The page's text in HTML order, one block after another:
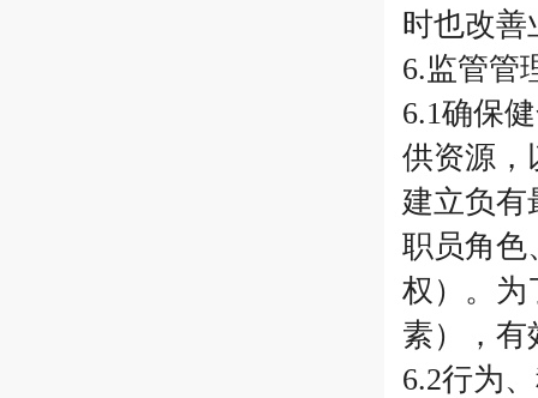
时也改善
6.监管管
6.1确保
供资源，
建立负有
职员角色
权）。为
素），有
6.2行为